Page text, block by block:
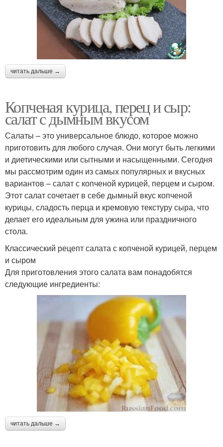
читать дальше →
Копченая курица, перец и сыр:
салат с дымным вкусом
Салаты – это универсальное блюдо, которое можно
приготовить для любого случая. Они могут быть легкими
и диетическими или сытными и насыщенными. Сегодня
мы рассмотрим один из самых популярных и вкусных
вариантов – салат с копченой курицей, перцем и сыром.
Этот салат сочетает в себе дымный вкус копченой
курицы, сладость перца и кремовую текстуру сыра, что
делает его идеальным для ужина или праздничного
стола.
Классический рецепт салата с копченой курицей, перцем
и сыром
Для приготовления этого салата вам понадобятся
следующие ингредиенты:
читать дальше →